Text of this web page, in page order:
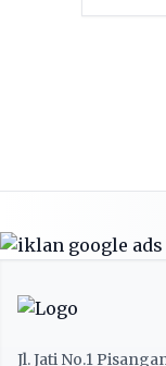
Jl. Jati No.1